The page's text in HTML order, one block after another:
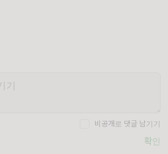
비공개로 댓글 남기기
확인